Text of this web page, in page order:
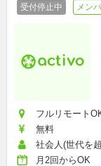
受付停止中 メン
フルリモート
無料
社会人(世代を
月2回からOK